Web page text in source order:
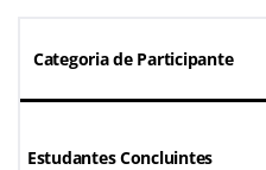
Categoria de Participante
Estudantes Concluintes